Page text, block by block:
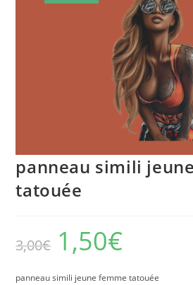
panneau simili
tatouée
3,00€ 1,50€
panneau simili jeune femme tatouée